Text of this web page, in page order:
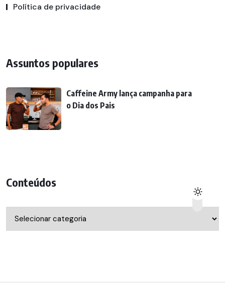
Política de privacidade
Assuntos populares
Caffeine Army lança campanha para
o Dia dos Pais
Conteúdos